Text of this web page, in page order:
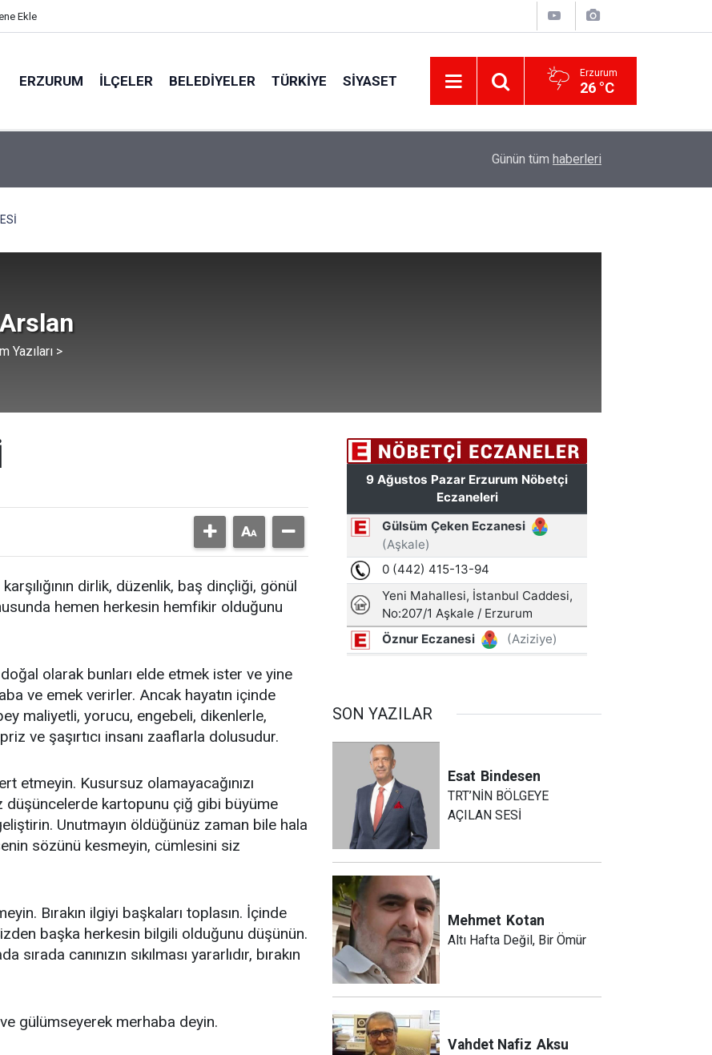
Ekle
ERZURUM İLÇELER BELEDIYELER TÜRKIYE SIYASET Erzurum
26 °C
Günün tüm haberleri
Yazıları >
dirlik, düzenlik, baş dinçliği, gönül
hemen herkesin hemfikir olduğunu
olarak bunları elde etmek ister ve yine
ve emek verirler. Ancak hayatın içinde
maliyetli, yorucu, engebeli, dikenlerle,
ve şaşırtıcı insanı zaaflarla dolusudur.
etmeyin. Kusursuz olamayacağınızı
düşüncelerde kartopunu çiğ gibi büyüme
Unutmayın öldüğünüz zaman bile hala
sözünü kesmeyin, cümlesini siz
Bırakın ilgiyi başkaları toplasın. İçinde
başka herkesin bilgili olduğunu düşünün.
canınızın sıkılması yararlıdır, bırakın
ve gülümseyerek merhaba deyin.
SON YAZILAR
Esat Bindesen
TRT’NİN BÖLGEYE
AÇILAN SESİ
Mehmet Kotan
Altı Hafta Değil, Bir Ömür
Vahdet Nafiz Aksu